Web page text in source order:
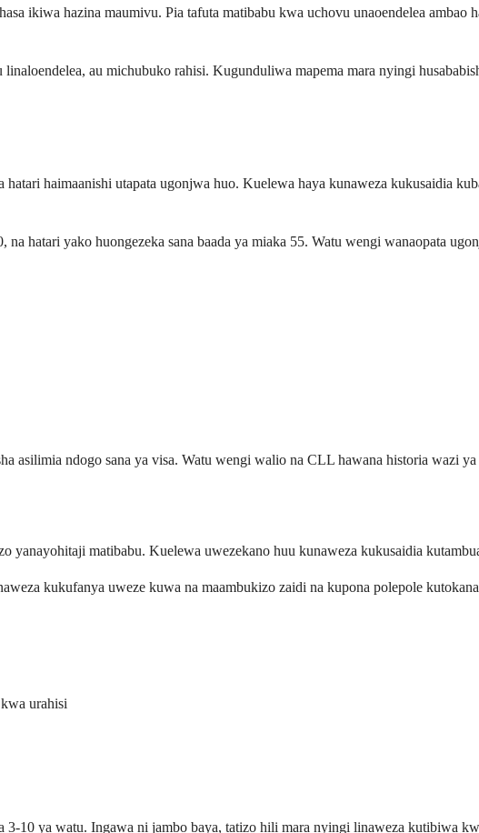
ikiwa hazina maumivu. Pia tafuta matibabu kwa uchovu unaoendelea ambao
au michubuko rahisi. Kugunduliwa mapema mara nyingi
haimaanishi utapata ugonjwa huo. Kuelewa haya kunaweza kukusaidia
hatari yako huongezeka sana baada ya miaka 55. Watu wengi wanaopata
asilimia ndogo sana ya visa. Watu wengi walio na CLL hawana historia wazi
matibabu. Kuelewa uwezekano huu kunaweza kukusaidia
kukufanya uweze kuwa na maambukizo zaidi na kupona polepole
urahisi
10 ya watu. Ingawa ni jambo baya, tatizo hili mara nyingi linaweza kutibiwa